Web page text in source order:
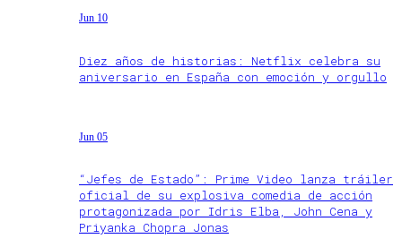
Jun 10
Diez años de historias: Netflix celebra su
aniversario en España con emoción y orgullo
Jun 05
“Jefes de Estado”: Prime Video lanza tráiler
oficial de su explosiva comedia de acción
protagonizada por Idris Elba, John Cena y
Priyanka Chopra Jonas